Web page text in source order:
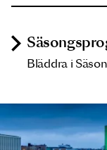
Bläddra i